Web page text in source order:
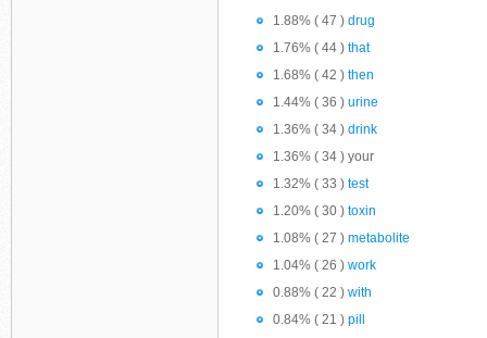
1.88% ( 47 ) drug
1.76% ( 44 ) that
1.68% ( 42 ) then
1.44% ( 36 ) urine
1.36% ( 34 ) drink
1.36% ( 34 ) your
1.32% ( 33 ) test
1.20% ( 30 ) toxin
1.08% ( 27 ) metabolite
1.04% ( 26 ) work
0.88% ( 22 ) with
0.84% ( 21 ) pill